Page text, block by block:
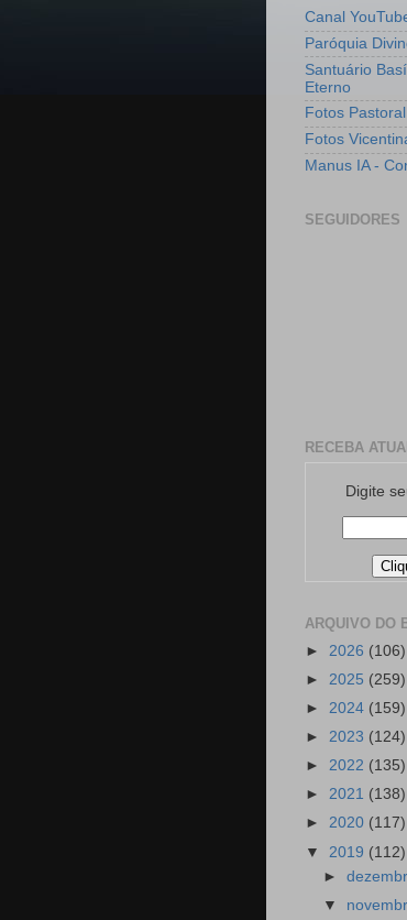
Canal
Paróquia
Santuário
Eterno
Fotos
Fotos
Manus IA -
SEGUIDORES
RECEBA
Digite
ARQUIVO DO
► 2026 (106)
► 2025 (259)
► 2024 (159)
► 2023 (124)
► 2022 (135)
► 2021 (138)
► 2020 (117)
▼ 2019 (112)
►
▼